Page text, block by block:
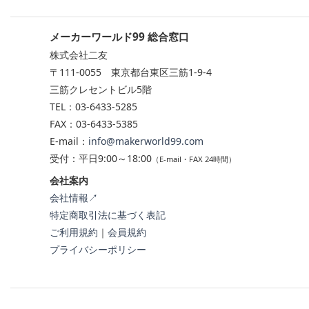
メーカーワールド99 総合窓口
株式会社二友
〒111-0055 東京都台東区三筋1-9-4
三筋クレセントビル5階
TEL：03-6433-5285
FAX：03-6433-5385
E-mail： info@makerworld99.com
受付：平日9:00～18:00 （E-mail・FAX 24時間）
会社案内
会社情報↗
特定商取引法に基づく表記
ご利用規約 ｜ 会員規約
プライバシーポリシー